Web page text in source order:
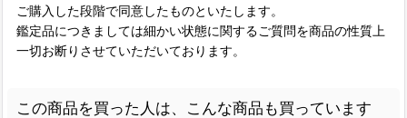
ご購入した段階で同意したものといたします。
鑑定品につきましては細かい状態に関するご質問を商品の性質上
一切お断りさせていただいております。
この商品を買った人は、こんな商品も買っています